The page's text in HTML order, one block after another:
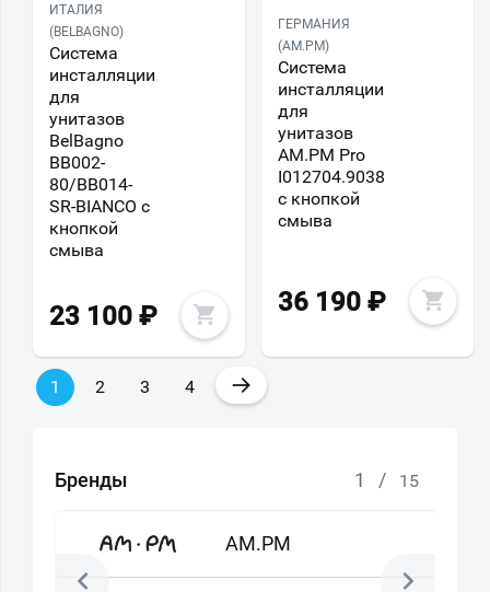
ИТАЛИЯ
(BELBAGNO)
Система
инсталляции
для
унитазов
BelBagno
BB002-
80/BB014-
SR-BIANCO с
кнопкой
смыва
23 100 ₽
ГЕРМАНИЯ
(AM.PM)
Система
инсталляции
для
унитазов
AM.PM Pro
I012704.9038
с кнопкой
смыва
36 190 ₽
1 2 3 4 →
Бренды 1 / 15
AM.PM